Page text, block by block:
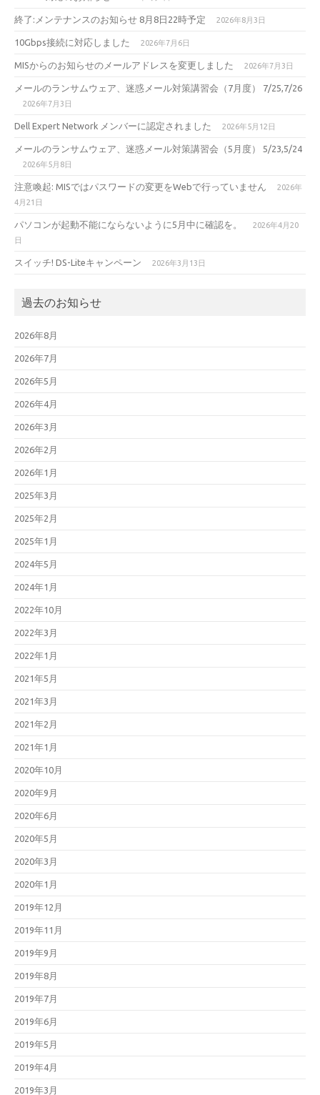
終了:メンテナンスのお知らせ 8月8日22時予定 2026年8月3日
10Gbps接続に対応しました 2026年7月6日
MISからのお知らせのメールアドレスを変更しました 2026年7月3日
メールのランサムウェア、迷惑メール対策講習会（7月度） 7/25,7/26
2026年7月3日
Dell Expert Network メンバーに認定されました 2026年5月12日
メールのランサムウェア、迷惑メール対策講習会（5月度） 5/23,5/24
2026年5月8日
注意喚起: MISではパスワードの変更をWebで行っていません
2026年
4月21日
パソコンが起動不能にならないように5月中に確認を。
2026年4月20
日
スイッチ! DS-Liteキャンペーン 2026年3月13日
過去のお知らせ
2026年8月
2026年7月
2026年5月
2026年4月
2026年3月
2026年2月
2026年1月
2025年3月
2025年2月
2025年1月
2024年5月
2024年1月
2022年10月
2022年3月
2022年1月
2021年5月
2021年3月
2021年2月
2021年1月
2020年10月
2020年9月
2020年6月
2020年5月
2020年3月
2020年1月
2019年12月
2019年11月
2019年9月
2019年8月
2019年7月
2019年6月
2019年5月
2019年4月
2019年3月